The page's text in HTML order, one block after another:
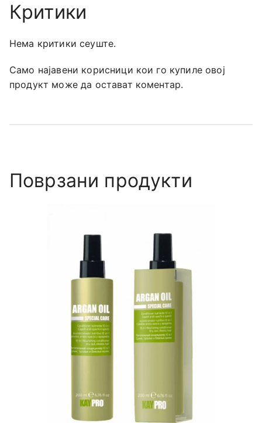
Критики
Нема критики сеуште.
Само најавени корисници кои го купиле овој
продукт може да остават коментар.
Поврзани продукти